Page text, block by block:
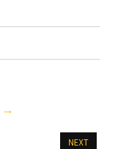
→
NEXT